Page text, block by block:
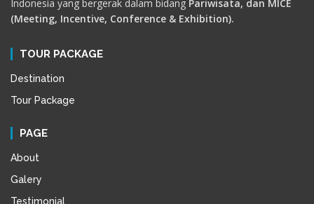
Indonesia yang bergerak dalam bidang Pariwisata, dan MICE
(Meeting, Incentive, Conference & Exhibition).
TOUR PACKAGE
Destination
Tour Package
PAGE
About
Galery
Testimonial